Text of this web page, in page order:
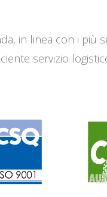
in linea con i
servizio